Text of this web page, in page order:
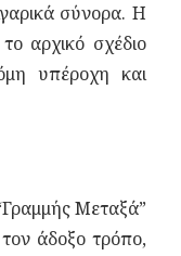
σύνορα. Η
αρχικό σχέδιο
υπέροχη και
Μεταξά”
άδοξο τρόπο,